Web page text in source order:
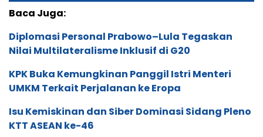
Baca Juga:
Diplomasi Personal Prabowo–Lula Tegaskan
Nilai Multilateralisme Inklusif di G20
KPK Buka Kemungkinan Panggil Istri Menteri
UMKM Terkait Perjalanan ke Eropa
Isu Kemiskinan dan Siber Dominasi Sidang Pleno
KTT ASEAN ke-46